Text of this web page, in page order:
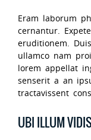
Eram laborum
cernantur.
eruditionem.
ullamco nam
lorem appellat
senserit a an
tractavissent
UBI ILLUM